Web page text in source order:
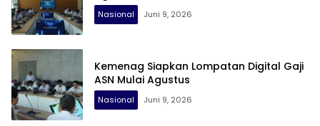
Nasional Juni 9, 2026
Kemenag Siapkan Lompatan Digital Gaji
ASN Mulai Agustus
Nasional Juni 9, 2026